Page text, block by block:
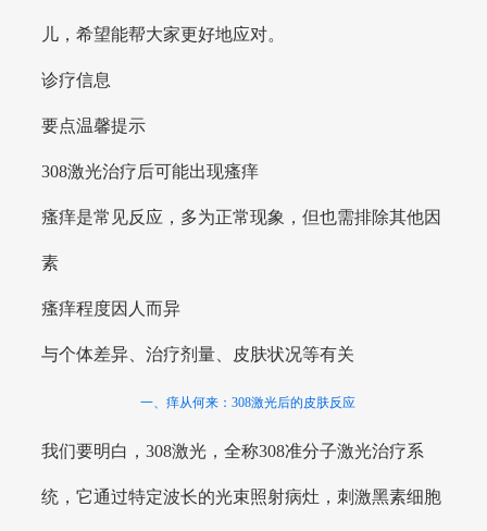
儿，希望能帮大家更好地应对。
诊疗信息
要点温馨提示
308激光治疗后可能出现瘙痒
瘙痒是常见反应，多为正常现象，但也需排除其他因
素
瘙痒程度因人而异
与个体差异、治疗剂量、皮肤状况等有关
一、痒从何来：308激光后的皮肤反应
我们要明白，308激光，全称308准分子激光治疗系
统，它通过特定波长的光束照射病灶，刺激黑素细胞